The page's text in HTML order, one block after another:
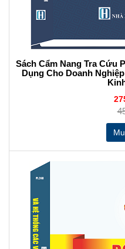
Sách Cẩm Nang Tra Cứu
Dụng Cho Doanh